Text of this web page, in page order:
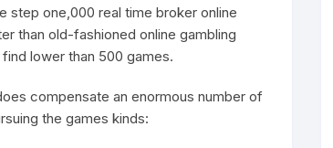
PDH
step one,000 real time broker online
than old-fashioned online gambling
lower than 500 games.
compensate an enormous number of
the games kinds: